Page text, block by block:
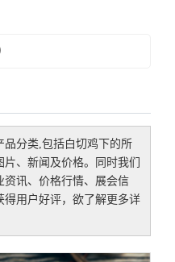
品分类,包括白切鸡 下的所
、新闻及价格。同时我们
资讯、价格行情、展会信
得用户好评，欲了解更多详